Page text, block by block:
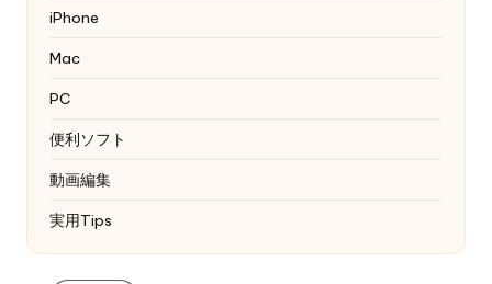
iPhone
Mac
PC
便利ソフト
動画編集
実用Tips